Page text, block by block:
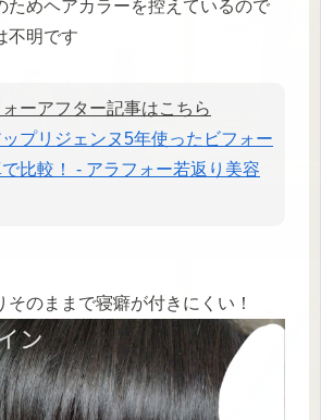
めヘアカラーを控えているので
不明です
ーアフター記事はこちら
ップリジェンヌ5年使ったビフォー
比較！ - アラフォー若返り美容
のままで寝癖が付きにくい！